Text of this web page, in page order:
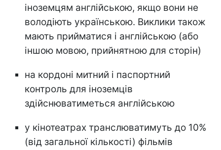
іноземцям англійською, якщо вони не
володіють українською. Виклики також
мають прийматися і англійською (або
іншою мовою, прийнятною для сторін)
на кордоні митний і паспортний
контроль для іноземців
здійснюватиметься англійською
у кінотеатрах транслюватимуть до 10%
(від загальної кількості) фільмів